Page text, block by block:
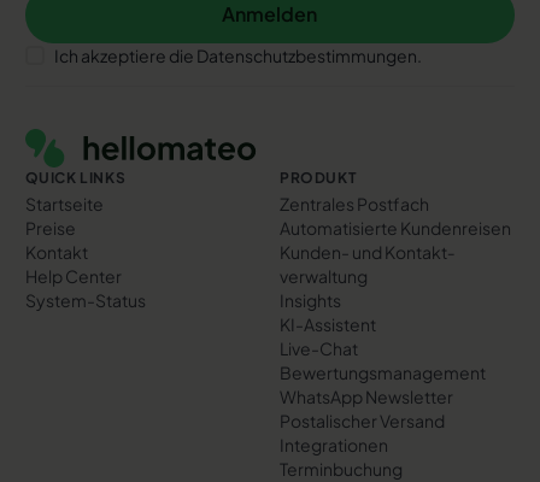
Anmelden
Anmelden
Ich akzeptiere die Datenschutzbestimmungen.
QUICK LINKS
Startseite
Preise
Kontakt
Help Center
System-Status
PRODUKT
Zentrales Postfach
Automatisierte Kundenreisen
Kunden- und Kontakt­
verwaltung
Insights
KI-Assistent
Live-Chat
Bewertungs­management
WhatsApp Newsletter
Postalischer Versand
Integrationen
Terminbuchung